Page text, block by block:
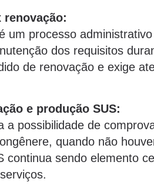
renovação:
um processo
dos requisitos
de renovação e exige
e produção SUS:
a possibilidade de
quando não
continua sendo elemento